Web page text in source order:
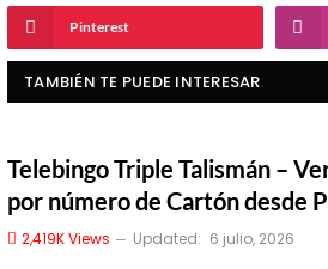
Pinterest
TAMBIÉN TE PUEDE INTERESAR
Telebingo Triple Talismán –
por número de Cartón desde
2,419KViews Updated: 6 julio, 2026